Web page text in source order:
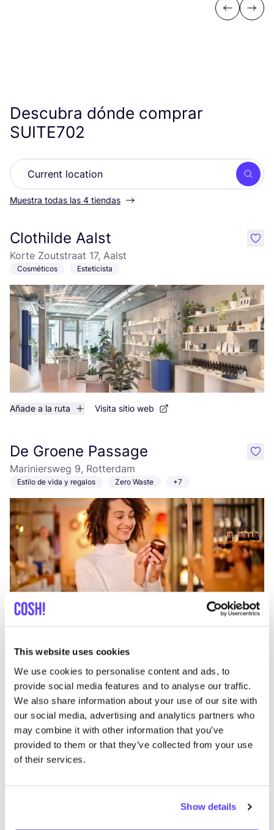
This website uses cookies
We use cookies to personalise content and ads, to
provide social media features and to analyse our traffic.
We also share information about your use of our site with
our social media, advertising and analytics partners who
may combine it with other information that you’ve
provided to them or that they’ve collected from your use
of their services.
Show details
Previous
Next
Descubra dónde comprar
SUITE702
Muestra todas las 4 tiendas
Clothilde Aalst
Korte Zoutstraat 17, Aalst
Cosméticos Esteticista
Añade a la ruta Visita sitio web
like
De Groene Passage
Mariniersweg 9, Rotterdam
Estilo de vida y regalos Zero Waste +7
like
Onverbloemd
Stationsstraat 104, Aalter
Joyería Accesorios